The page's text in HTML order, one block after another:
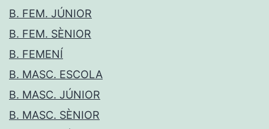
B. FEM. JÚNIOR
B. FEM. SÈNIOR
B. FEMENÍ
B. MASC. ESCOLA
B. MASC. JÚNIOR
B. MASC. SÈNIOR